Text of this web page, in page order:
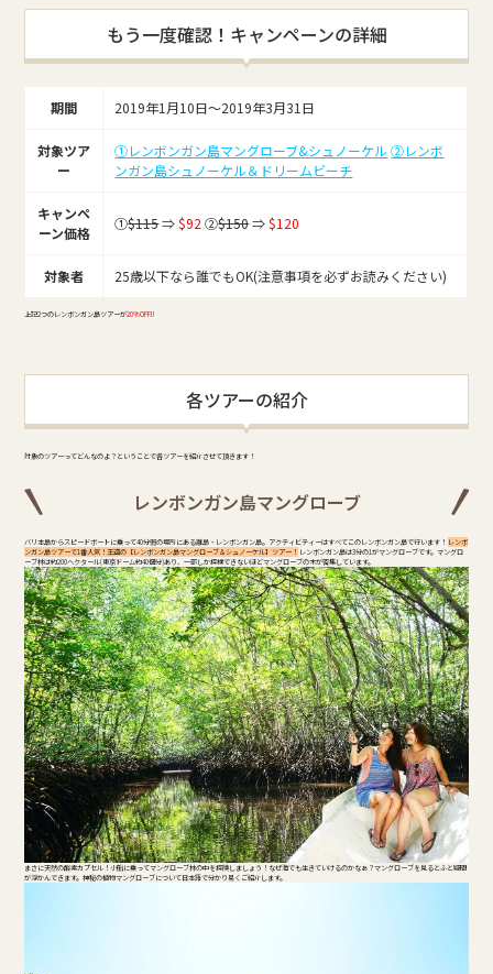
もう一度確認！キャンペーンの詳細
期間 2019年1月10日～2019年3月31日
対象ツア
ー
①レンボンガン島マングローブ&シュノーケル ②レンボ
ンガン島シュノーケル＆ドリームビーチ
キャンペ
ーン価格
①$115⇒$92②$150⇒$120
対象者 25歳以下なら誰でもOK(注意事項を必ずお読みください)
上記2つのレンボンガン島ツアーが20%OFF!!
各ツアーの紹介
対象のツアーってどんなのよ？ということで各ツアーを紹介させて頂きます！
レンボンガン島マングローブ
バリ本島からスピードボートに乗って40分弱の場所にある離島・レンボンガン島。アクティビティーはすべてこのレンボンガン島で行います！ レンボ
ンガン島ツアーで1番人気！王道の【レンボンガン島マングローブ＆シュノーケル】ツアー！ レンボンガン島は3分の1がマングローブです。マングロ
ーブ林は約200ヘクタール(東京ドーム約40個分)あり、一部しか探検できないほどマングローブの木が密集しています。
まさに天然の酸素カプセル！小船に乗ってマングローブ林の中を探険しましょう！なぜ海でも生きていけるのかなぁ？マングローブを見るとふと疑問
が浮かんできます。神秘の植物マングローブについて日本語で分かり易くご紹介します。